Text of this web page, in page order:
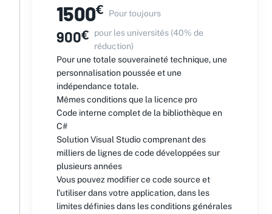
1500€ Pour toujours
900€
pour les universités (40% de
réduction)
Pour une totale souveraineté technique, une
personnalisation poussée et une
indépendance totale.
Mêmes conditions que la licence pro
Code interne complet de la bibliothèque en
C#
Solution Visual Studio comprenant des
milliers de lignes de code développées sur
plusieurs années
Vous pouvez modifier ce code source et
l'utiliser dans votre application, dans les
limites définies dans les conditions générales